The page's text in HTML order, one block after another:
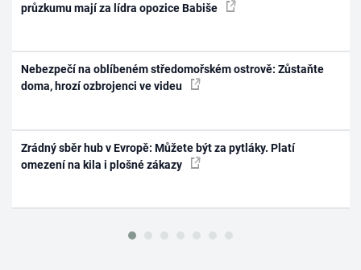
průzkumu mají za lídra opozice Babiše
Nebezpečí na oblíbeném středomořském ostrově: Zůstaňte
doma, hrozí ozbrojenci ve videu
Zrádný sběr hub v Evropě: Můžete být za pytláky. Platí
omezení na kila i plošné zákazy